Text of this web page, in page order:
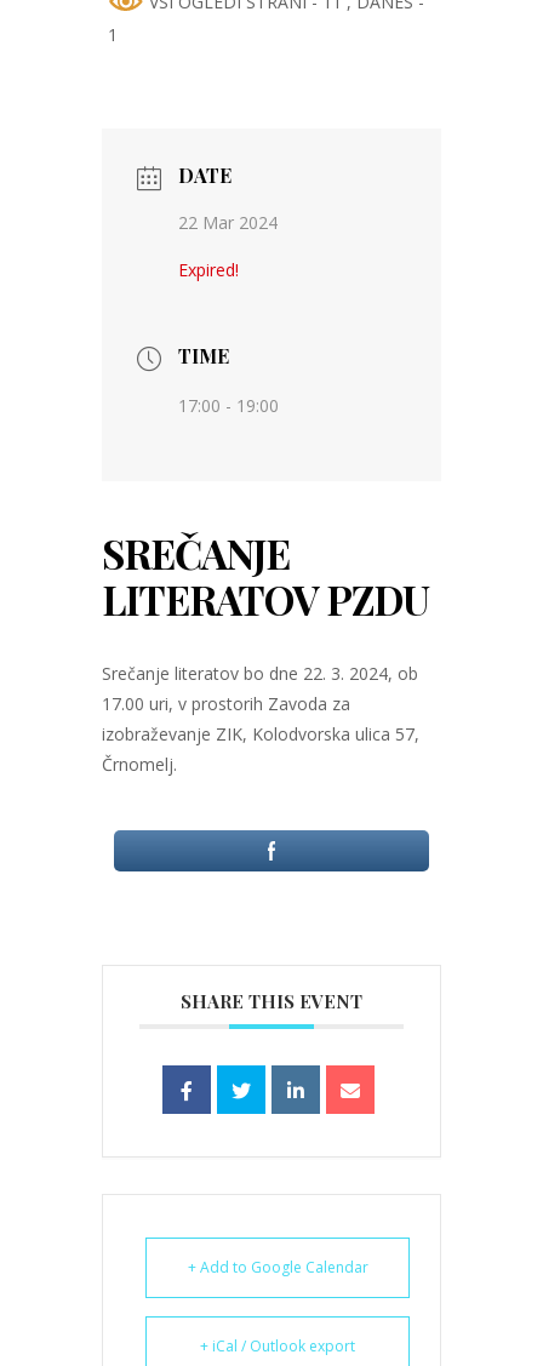
1
DATE
22 Mar 2024
Expired!
TIME
17:00 - 19:00
SREČANJE
LITERATOV PZDU
Srečanje literatov bo dne 22. 3. 2024, ob
17.00 uri, v prostorih Zavoda za
izobraževanje ZIK, Kolodvorska ulica 57,
Črnomelj.
SHARE THIS EVENT
+ Add to Google Calendar
+ iCal / Outlook export